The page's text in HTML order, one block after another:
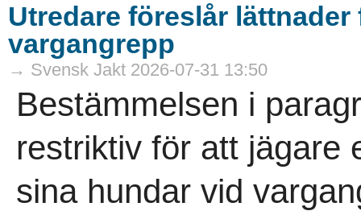
Utredare föreslår
vargangrepp
→ Svensk Jakt 2026-07-31 13:50
Bestämmelsen i
restriktiv för att jägare
sina hundar vid